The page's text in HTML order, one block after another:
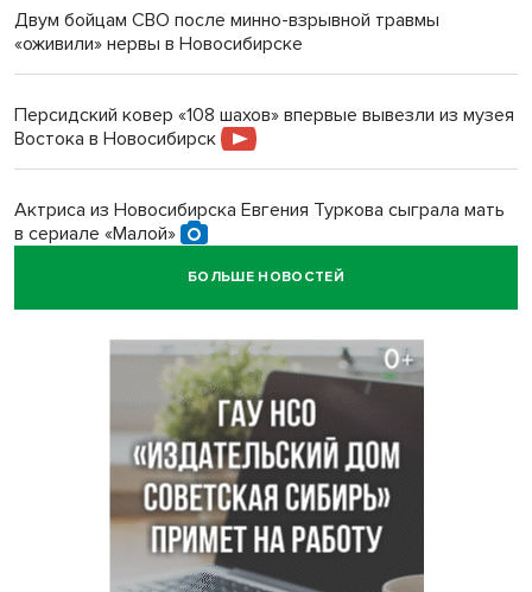
Двум бойцам СВО после минно-взрывной травмы
«оживили» нервы в Новосибирске
Персидский ковер «108 шахов» впервые вывезли из музея
Востока в Новосибирск
Актриса из Новосибирска Евгения Туркова сыграла мать
в сериале «Малой»
БОЛЬШЕ НОВОСТЕЙ